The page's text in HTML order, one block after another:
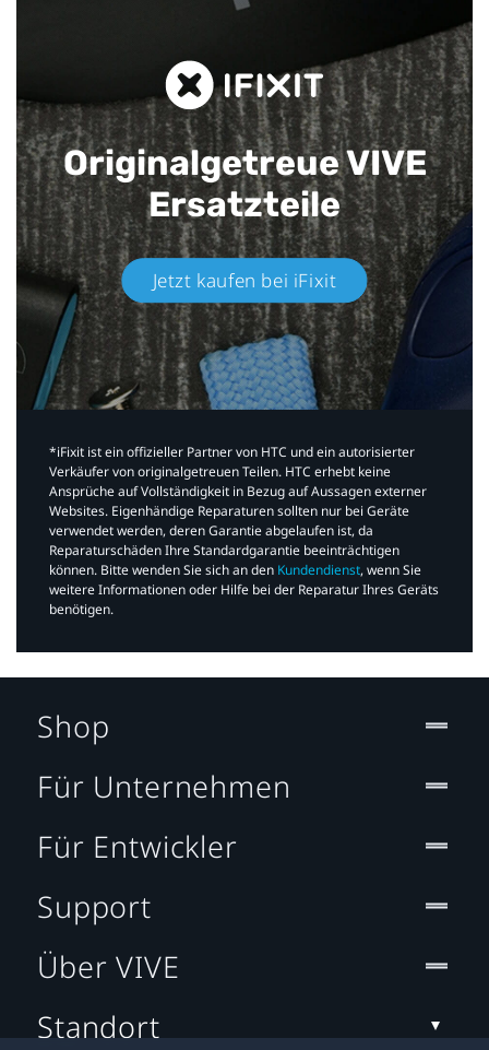
Originalgetreue VIVE
Ersatzteile
Jetzt kaufen bei iFixit​
*iFixit ist ein offizieller Partner von HTC und ein autorisierter
Verkäufer von originalgetreuen Teilen. HTC erhebt keine
Ansprüche auf Vollständigkeit in Bezug auf Aussagen externer
Websites. Eigenhändige Reparaturen sollten nur bei Geräte
verwendet werden, deren Garantie abgelaufen ist, da
Reparaturschäden Ihre Standardgarantie beeinträchtigen
können. Bitte wenden Sie sich an den Kundendienst, wenn Sie
weitere Informationen oder Hilfe bei der Reparatur Ihres Geräts
benötigen.​
Shop
Für Unternehmen
Für Entwickler
Support
Über VIVE
Standort